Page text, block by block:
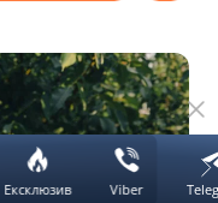
Ексклюзив Viber